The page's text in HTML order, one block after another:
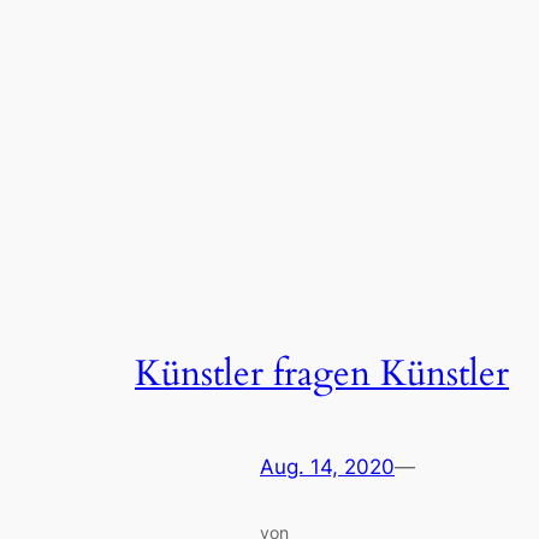
Künstler fragen Künstler
Aug. 14, 2020—
von